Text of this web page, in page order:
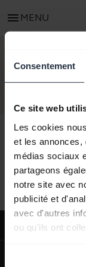
Consentement
Ce site web
Les cookies
et les annonces,
médias sociaux
partageons
notre site avec
publicité et
avec d'autres
ou qu'ils ont
menu MENU
Support